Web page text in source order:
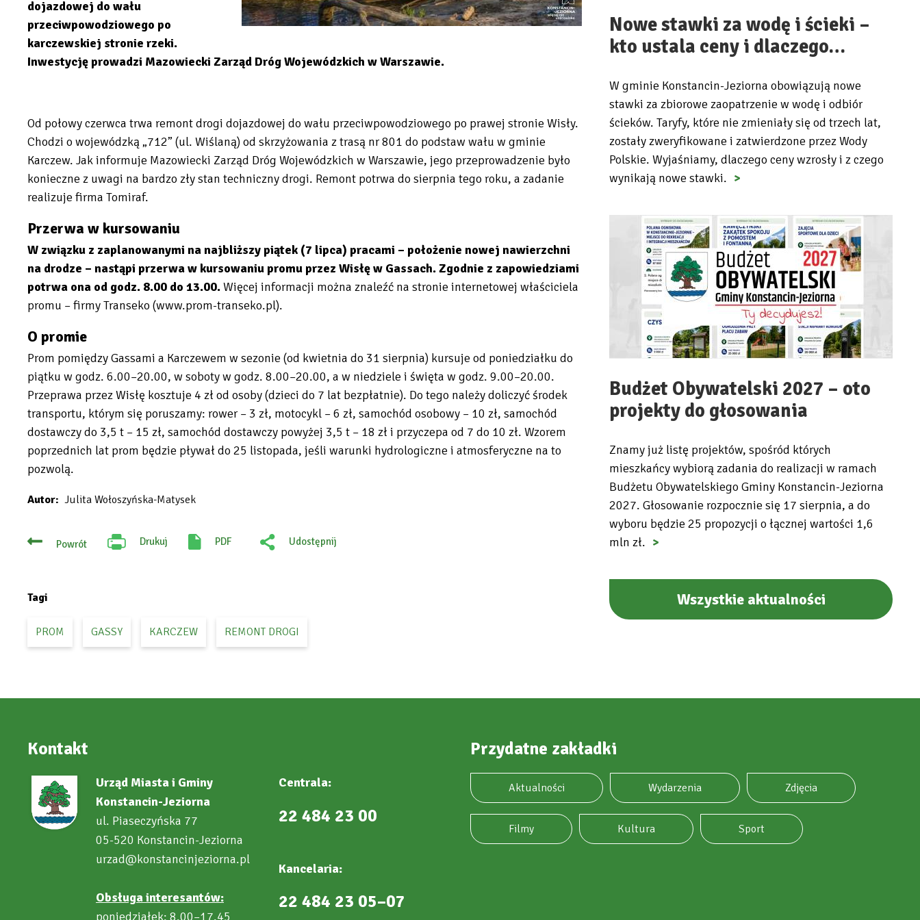
dojazdowej do wału
przeciwpowodziowego po
karczewskiej stronie rzeki.
Inwestycję prowadzi Mazowiecki Zarząd Dróg Wojewódzkich w Warszawie.
Od połowy czerwca trwa remont drogi dojazdowej do wału przeciwpowodziowego po prawej stronie Wisły.
Chodzi o wojewódzką „712” (ul. Wiślaną) od skrzyżowania z trasą nr 801 do podstaw wału w gminie
Karczew. Jak informuje Mazowiecki Zarząd Dróg Wojewódzkich w Warszawie, jego przeprowadzenie było
konieczne z uwagi na bardzo zły stan techniczny drogi. Remont potrwa do sierpnia tego roku, a zadanie
realizuje firma Tomiraf.
Przerwa w kursowaniu
W związku z zaplanowanymi na najbliższy piątek (7 lipca) pracami – położenie nowej nawierzchni
na drodze – nastąpi przerwa w kursowaniu promu przez Wisłę w Gassach. Zgodnie z zapowiedziami
potrwa ona od godz. 8.00 do 13.00.Więcej informacji można znaleźć na stronie internetowej właściciela
promu – firmy Transeko (www.prom-transeko.pl).
O promie
Prom pomiędzy Gassami a Karczewem w sezonie (od kwietnia do 31 sierpnia) kursuje od poniedziałku do
piątku w godz. 6.00–20.00, w soboty w godz. 8.00–20.00, a w niedziele i święta w godz. 9.00–20.00.
Przeprawa przez Wisłę kosztuje 4 zł od osoby (dzieci do 7 lat bezpłatnie). Do tego należy doliczyć środek
transportu, którym się poruszamy: rower – 3 zł, motocykl – 6 zł, samochód osobowy – 10 zł, samochód
dostawczy do 3,5 t – 15 zł, samochód dostawczy powyżej 3,5 t – 18 zł i przyczepa od 7 do 10 zł. Wzorem
poprzednich lat prom będzie pływał do 25 listopada, jeśli warunki hydrologiczne i atmosferyczne na to
pozwolą.
Autor Julita Wołoszyńska-Matysek
Powrót Drukuj
Will
PDF
Udostępnij
Tagi
PROM GASSY KARCZEW REMONT DROGI
Nowe stawki za wodę i ścieki –
kto ustala ceny i dlaczego…
W gminie Konstancin-Jeziorna obowiązują nowe
stawki za zbiorowe zaopatrzenie w wodę i odbiór
ścieków. Taryfy, które nie zmieniały się od trzech lat,
zostały zweryfikowane i zatwierdzone przez Wody
Polskie. Wyjaśniamy, dlaczego ceny wzrosły i z czego
wynikają nowe stawki.
Budżet Obywatelski 2027 – oto
projekty do głosowania
Znamy już listę projektów, spośród których
mieszkańcy wybiorą zadania do realizacji w ramach
Budżetu Obywatelskiego Gminy Konstancin-Jeziorna
2027. Głosowanie rozpocznie się 17 sierpnia, a do
wyboru będzie 25 propozycji o łącznej wartości 1,6
mln zł.
Wszystkie aktualności
Kontakt
Urząd Miasta i Gminy
Konstancin-Jeziorna
ul. Piaseczyńska 77
05-520 Konstancin-Jeziorna
urzad@konstancinjeziorna.pl
Obsługa interesantów:
poniedziałek: 8.00–17.45
Centrala:
22 484 23 00
Kancelaria:
22 484 23 05–07
Przydatne zakładki
Aktualności Wydarzenia Zdjęcia
Filmy Kultura Sport